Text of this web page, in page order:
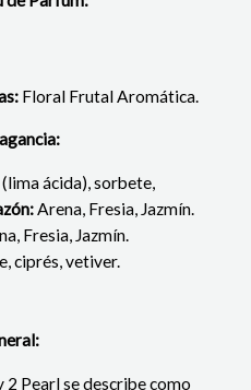
Floral Frutal Aromática.
ácida), sorbete,
Arena, Fresia, Jazmín.
Fresia, Jazmín.
ciprés, vetiver.
2 Pearl se describe como